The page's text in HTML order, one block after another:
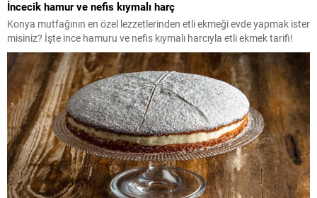
İncecik hamur ve nefis kıymalı harç
Konya mutfağının en özel lezzetlerinden etli ekmeği evde yapmak ister
misiniz? İşte ince hamuru ve nefis kıymalı harcıyla etli ekmek tarifi!